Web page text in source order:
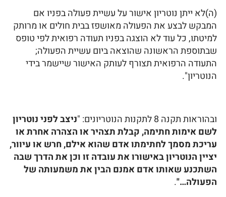
(ה)לא ייתן נוטריון אישור על עשיית פעולה בפניו אם
המבקש לבצע את הפעולה מאושפז בבית חולים או מרותק
למיטתו, כל עוד לא הוצגה בפניו תעודה רפואית לפי טופס
שבתוספת הראשונה שהוצאה ביום עשיית הפעולה;
התעודה הרפואית תצורף לעותק האישור שיישמר בידי
הנוטריון".
ובהוראות תקנה 8 לתקנות הנוטריונים: " ניצבלפנינוטריון
לשםאימותחתימה,קבלתתצהיראוהצהרהאחרתאו
עריכתמסמךלחתימתואדם שהואאילם, חרשאועיוור,
יצייןהנוטריוןבאישורואתעובדהזווכןאתהדרךשבה
השתכנעשאותואדםאמנם הביןאתמשמעותה של
הפעולה…".